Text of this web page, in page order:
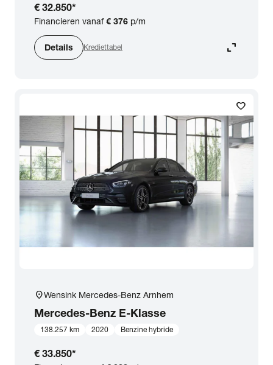
Opties
Carrosserie
Basiskleur
Aantal deuren
€ 32.850*
Financieren vanaf€ 376 p/m
Details Krediettabel expand_content
favorite
location_onWensink Mercedes-Benz Arnhem
Mercedes-Benz E-Klasse
138.257 km 2020 Benzine hybride
€ 33.850*